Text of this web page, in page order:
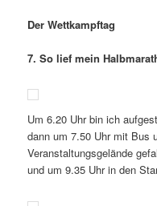
Der Wettkampftag
7. So lief mein
Um 6.20 Uhr bin ich
dann um 7.50 Uhr mit Bus
Veranstaltungsgelände
und um 9.35 Uhr in den